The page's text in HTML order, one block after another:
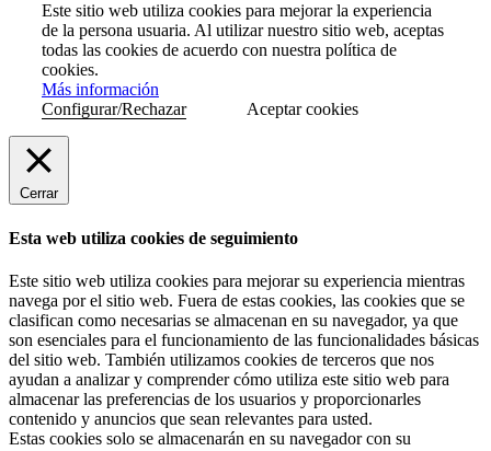
Este sitio web utiliza cookies para mejorar la experiencia
de la persona usuaria. Al utilizar nuestro sitio web, aceptas
todas las cookies de acuerdo con nuestra política de
cookies.
Más información
Configurar/Rechazar
Aceptar cookies
Cerrar
Esta web utiliza cookies de seguimiento
Este sitio web utiliza cookies para mejorar su experiencia mientras
navega por el sitio web. Fuera de estas cookies, las cookies que se
clasifican como necesarias se almacenan en su navegador, ya que
son esenciales para el funcionamiento de las funcionalidades básicas
del sitio web. También utilizamos cookies de terceros que nos
ayudan a analizar y comprender cómo utiliza este sitio web para
almacenar las preferencias de los usuarios y proporcionarles
contenido y anuncios que sean relevantes para usted.
Estas cookies solo se almacenarán en su navegador con su